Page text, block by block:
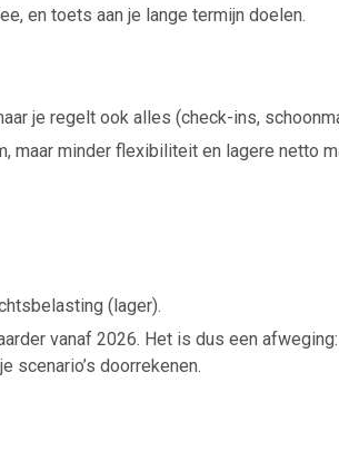
en toets aan je lange termijn doelen.
je regelt ook alles (check-ins,
maar minder flexibiliteit en lagere netto
(lager).
vanaf 2026. Het is dus een
scenario’s doorrekenen.